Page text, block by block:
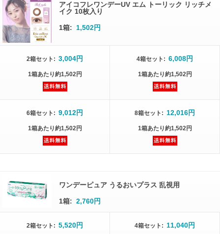
アイコフレワンデーUV エム トーリック リッチメ
イク 10枚入り
1箱: 1,502円
2箱セット : 3,004円
1箱あたり約1,502円
4箱セット : 6,008円
1箱あたり約1,502円
6箱セット : 9,012円
1箱あたり約1,502円
8箱セット : 12,016円
1箱あたり約1,502円
ワンデーピュア うるおいプラス 乱視用
1箱: 2,760円
2箱セット : 5,520円 4箱セット : 11,040円